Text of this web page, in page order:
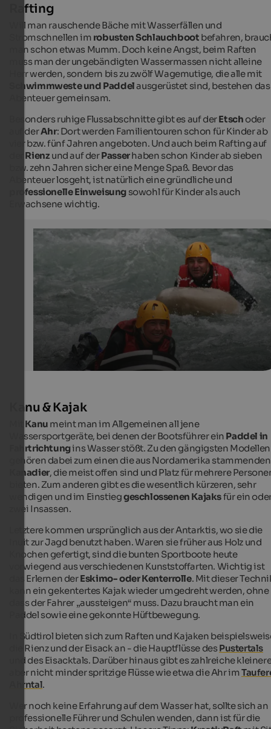
Rafting Club Activ
Eine bunte Palette aufregender Natur-Sport-
Rafting
Will man rauschende Bäche mit Wasserfällen und
Stromschnellen im robusten Schlauchboot befahren,
man schon etwas Mumm. Doch keine Angst, beim Raften
muss man der ungebändigten Wassermassen nicht alleine
Herr werden, sondern bis zu zwölf Wagemutige, die alle mit
Schwimmweste und Paddelausgerüstet sind, bestehen das
Abenteuer gemeinsam.
Besonders ruhige Flussabschnitte gibt es auf derEtsch oder
auf derAhr: Dort werden Familientouren schon für Kinder ab
vier bzw. fünf Jahren angeboten. Und auch beim Rafting auf
Rienz und auf derPasserhaben schon Kinder ab sieben
bzw. zehn Jahren sicher eine Menge Spaß. Bevor das
Abenteuer losgeht, ist natürlich eine gründliche und
professionelle Einweisung sowohl für Kinder als auch
Erwachsene wichtig.
Kanu & Kajak
Kanu meint man im Allgemeinen all jene
Wassersportgeräte, bei denen der Bootsführer ein Paddel in
Fahrtrichtungins Wasser stößt. Zu den gängigsten Modellen
gehören dabei zum einen die aus Nordamerika stammenden
Kanadier, die meist offen sind und Platz für mehrere
bieten. Zum anderen gibt es die wesentlich kürzeren, sehr
wendigen und im Einstieggeschlossenen Kajaksfür ein
zwei Insassen.
Letztere kommen ursprünglich aus der Antarktis, wo sie die
Inuit zur Jagd benutzt haben. Waren sie früher aus Holz und
Knochen gefertigt, sind die bunten Sportboote heute
vorwiegend aus verschiedenen Kunststoffarten. Wichtig ist
das Erlernen derEskimo- oder Kenterrolle. Mit dieser
kann ein gekentertes Kajak wieder umgedreht werden, ohne
dass der Fahrer „aussteigen“ muss. Dazu braucht man ein
Paddel sowie eine gekonnte Hüftbewegung.
In Südtirol bieten sich zum Raften und Kajaken
die Rienz und der Eisack an - die Hauptflüsse desPustertals
und des Eisacktals. Darüber hinaus gibt es zahlreiche
aber nicht minder spritzige Flüsse wie etwa die Ahr im
Ahrntal.
Wer noch keine Erfahrung auf dem Wasser hat, sollte sich an
professionelle Führer und Schulen wenden, dann ist für die